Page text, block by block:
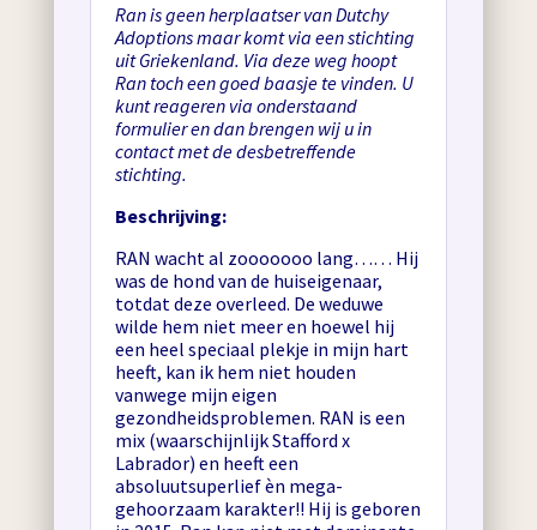
Ran is geen herplaatser van Dutchy
Adoptions maar komt via een stichting
uit Griekenland. Via deze weg hoopt
Ran toch een goed baasje te vinden. U
kunt reageren via onderstaand
formulier en dan brengen wij u in
contact met de desbetreffende
stichting.
Beschrijving:
RAN wacht al zooooooo lang…… Hij
was de hond van de huiseigenaar,
totdat deze overleed. De weduwe
wilde hem niet meer en hoewel hij
een heel speciaal plekje in mijn hart
heeft, kan ik hem niet houden
vanwege mijn eigen
gezondheidsproblemen. RAN is een
mix (waarschijnlijk Stafford x
Labrador) en heeft een
absoluutsuperlief èn mega-
gehoorzaam karakter!! Hij is geboren